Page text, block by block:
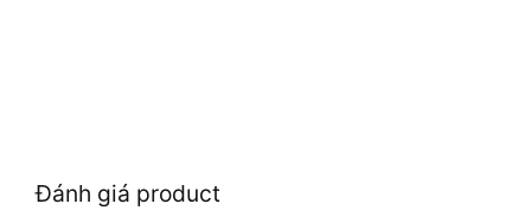
Đánh giá product